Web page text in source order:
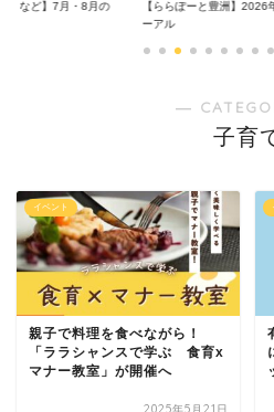
場など】7月・8月の
【ららぽーと豊洲】2026
ーアル
―
子育
イベント
親子で料理を食べながら！
「ララシャンスで学ぶ 食育x
マナー教室」が開催へ